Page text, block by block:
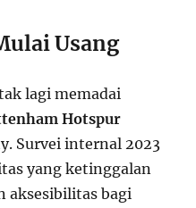
Usang
lagi memadai
Hotspur
Survei internal 2023
yang ketinggalan
aksesibilitas bagi